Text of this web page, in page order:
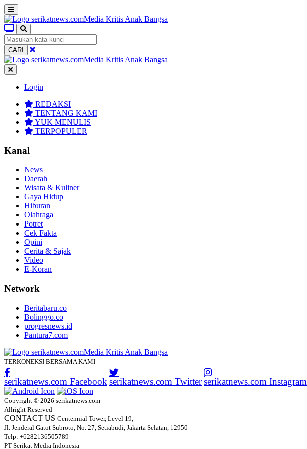
CARI
Login
REDAKSI
TENTANG KAMI
YUK MENULIS
TERPOPULER
Kanal
News
Daerah
Wisata & Kuliner
Gaya Hidup
Hiburan
Olahraga
Potret
Cek Fakta
Opini
Cerita & Sajak
Video
E-Koran
Network
Beritabaru.co
Bolinggo.co
progresnews.id
Pantura7.com
TERKONEKSI BERSAMA KAMI
serikatnews.com Facebook serikatnews.com Twitter serikatnews.com Instagram
Copyright © 2026 serikatnews.com
Allright Reserved
CONTACT US Centennial Tower, Level 19,
Jl. Jenderal Gatot Subroto, No. 27, Setiabudi, Jakarta Selatan, 12950
Telp: +6282136505789
PT Serikat Media Indonesia